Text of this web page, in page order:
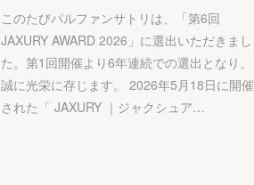
このたびパルファンサトリは、「第6回
JAXURY AWARD 2026」に選出いただきまし
た。第1回開催より6年連続での選出となり、
誠に光栄に存じます。 2026年5月18日に開催
された「 JAXURY ｜ジャクシュア…